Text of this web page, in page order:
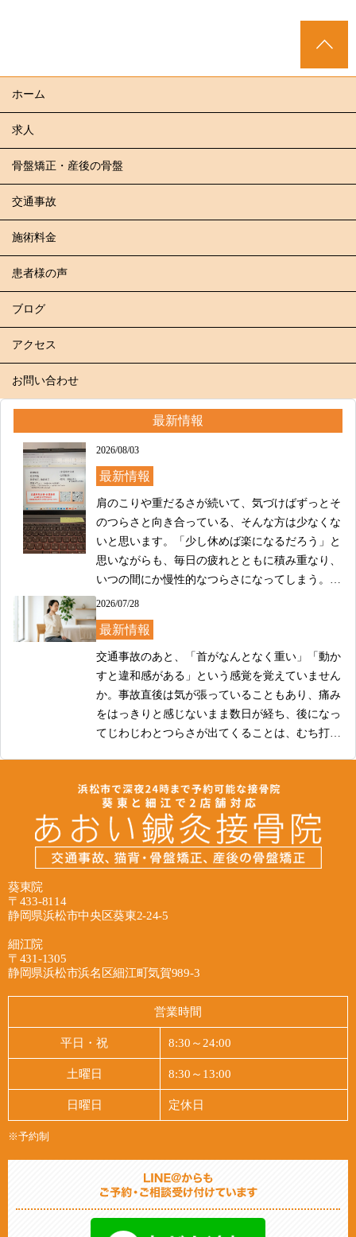
ホーム
求人
骨盤矯正・産後の骨盤
交通事故
施術料金
患者様の声
ブログ
アクセス
お問い合わせ
最新情報
2026/08/03
最新情報
肩のこりや重だるさが続いて、気づけばずっとそ
のつらさと向き合っている、そんな方は少なくな
いと思います。「少し休めば楽になるだろう」と
思いながらも、毎日の疲れとともに積み重なり、
いつの間にか慢性的なつらさになってしまう。そ
のようなお悩みを抱えた方が、当院にもよくご相
談にいらっしゃいます。
当院では、肩こりのつらさに対して、お一人おひ
とりのお身体の状態や日常の過ごし方をていねい
に確認しながら、ケアの方針を一緒に考えていき
ます。デスクワークや長時間の運転、姿勢のクセ
など、肩まわりのこりや重さに影響する背景はさ
に過ごしていただけるよう丁寧に向き合ってまい
ります。
完全予約制で待ち時間なく、平日は夜まで通し営
業しておりますので、お仕事帰りや隙間時間にも
肩のつらさが気になっている方、まずは現在のお
あおい鍼灸接骨院
2026/07/28
最新情報
交通事故のあと、「首がなんとなく重い」「動か
すと違和感がある」という感覚を覚えていません
か。事故直後は気が張っていることもあり、痛み
をはっきりと感じないまま数日が経ち、後になっ
てじわじわとつらさが出てくることは、むち打ち
いのではないかと思います。
当院では、首の痛みやこわばりにお悩みの方のお
身体の状態に、ていねいに向き合うことを大切に
しています。一人ひとり症状の出方や経緯は異な
ことを目指してケアを進めてまいります。自賠責
くお話しください。また、保険会社とのやり取り
や手続きに関するご不安にも寄り添い、必要に応
じて弁護士への無料相談へお繋ぎすることもでき
ます。
完全予約制で待ち時間なく、平日は夜まで通し営
業しておりますので、お仕事帰りでも立ち寄りや
あおい鍼灸接骨院
2026/07/28
最新情報
交通事故の後、その場ではそれほど痛みを感じな
かったのに、数日が経ってから首や肩のつらさ、
頭痛、めまいといった症状が出てきた、というご
経験をされる方は少なくありません。むち打ち
多いため、「大丈夫だろう」と様子を見ているう
しんどさを、どうかひとりで抱え込まないでいた
当院では、お一人おひとりのお身体の状態をてい
ねいに確認しながら、首や肩まわりのこわばりや
痛みが少しでも和らげられるよう、施術に向き合
っております。自賠責保険が適用となるため、窓
応じて弁護士の無料相談へのご案内も行っており
ます。
「事故から日が経っているけれど相談してもいい
2026/07/27
当院は完全な個室ではありませんが、ベッド一つ
気にせずに施術を受けられます^ ^
健康保険での施術、交通事故、労災、自費施、…
状況に合わせて施術を進めていきますのでご相談
ください^ ^
最新情報
あおい鍼灸保険では健康保険、自賠責保険、労災
電話の他、LINEからもお気軽にお問い合わせ頂
けます！
駐車場もあります。
2026/07/09
葵東院
〒433-8114
静岡県浜松市中央区葵東2-24-5
細江院
〒431-1305
静岡県浜松市浜名区細江町気賀989-3
営業時間
平日・祝 8:30～24:00
土曜日 8:30～13:00
日曜日 定休日
※予約制